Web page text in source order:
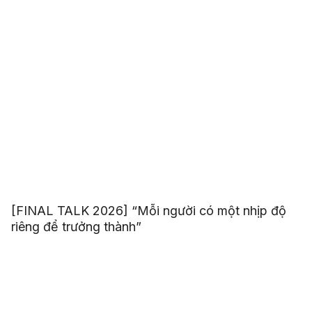
[FINAL TALK 2026] “Mỗi người có một nhịp độ
riêng để trưởng thành”